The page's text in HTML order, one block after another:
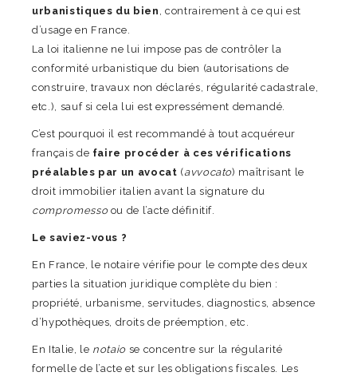
urbanistiques du bien , contrairement à ce qui est
d’usage en France.
La loi italienne ne lui impose pas de contrôler la
conformité urbanistique du bien (autorisations de
construire, travaux non déclarés, régularité cadastrale,
etc.), sauf si cela lui est expressément demandé.
C’est pourquoi il est recommandé à tout acquéreur
français de faire procéder à ces vérifications
préalables par un avocat (avvocato) maîtrisant le
droit immobilier italien avant la signature du
compromessoou de l’acte définitif.
Le saviez-vous ?
En France, le notaire vérifie pour le compte des deux
parties la situation juridique complète du bien :
propriété, urbanisme, servitudes, diagnostics, absence
d’hypothèques, droits de préemption, etc.
En Italie, le notaio se concentre sur la régularité
formelle de l’acte et sur les obligations fiscales. Les